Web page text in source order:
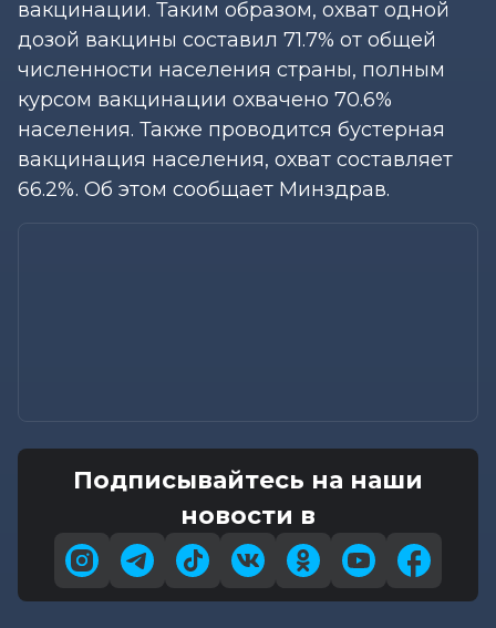
вакцинации. Таким образом, охват одной
дозой вакцины составил 71.7% от общей
численности населения страны, полным
курсом вакцинации охвачено 70.6%
населения. Также проводится бустерная
вакцинация населения, охват составляет
66.2%. Об этом сообщает Минздрав.
Подписывайтесь на наши
новости в